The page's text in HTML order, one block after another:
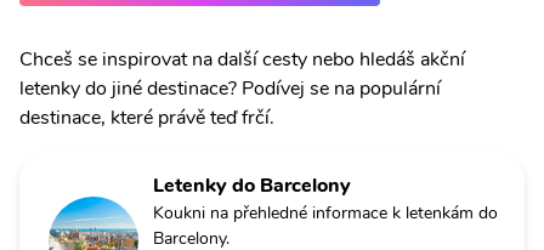
Chceš se inspirovat na další cesty nebo hledáš akční
letenky do jiné destinace? Podívej se na populární
destinace, které právě teď frčí.
Letenky do Barcelony
Koukni na přehledné informace k letenkám do
Barcelony.